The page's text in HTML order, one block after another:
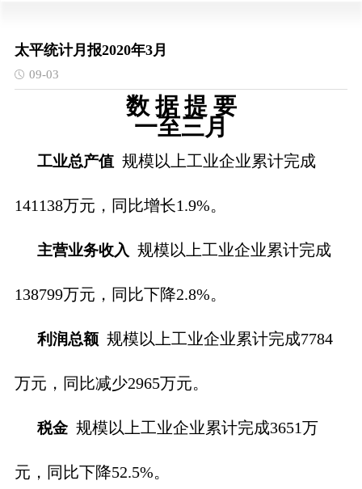
太平统计月报2020年3月
09-03
数 据 提 要
一至三月
工业总产值 规模以上工业企业累计完成
141138万元，同比增长1.9%。
主营业务收入 规模以上工业企业累计完成
138799万元，同比下降2.8%。
利润总额 规模以上工业企业累计完成7784
万元，同比减少2965万元。
税金 规模以上工业企业累计完成3651万
元，同比下降52.5%。